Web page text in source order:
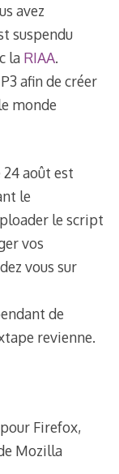
avez
suspendu
la RIAA.
afin de créer
monde
24 août est
le
le script
vos
vous sur
de
revienne.
Firefox,
Mozilla